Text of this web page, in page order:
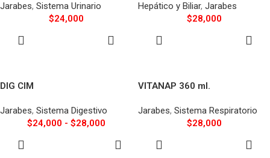
Jarabes, Sistema Urinario
$24,000
Hepático y Biliar, Jarabes
$28,000
DIG CIM
Jarabes, Sistema Digestivo
$24,000 - $28,000
VITANAP 360 ml.
Jarabes, Sistema Respiratorio
$28,000